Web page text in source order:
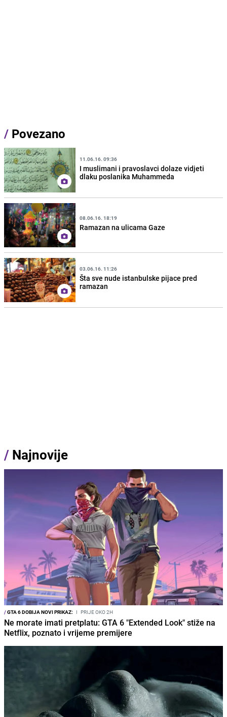
/ Povezano
11.06.16. 09:36
I muslimani i pravoslavci dolaze vidjeti
dlaku poslanika Muhammeda
08.06.16. 18:19
Ramazan na ulicama Gaze
03.06.16. 11:26
Šta sve nude istanbulske pijace pred
ramazan
/ Najnovije
/GTA 6 DOBIJA NOVI PRIKAZ: I PRIJE OKO 2H
Ne morate imati pretplatu: GTA 6 "Extended Look" stiže na
Netflix, poznato i vrijeme premijere